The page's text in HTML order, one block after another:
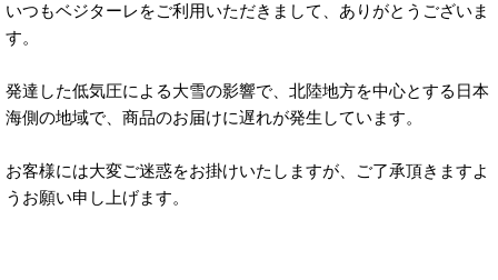
いつもベジターレをご利用いただきまして、ありがとうございま
す。
発達した低気圧による大雪の影響で、北陸地方を中心とする日本
海側の地域で、商品のお届けに遅れが発生しています。
お客様には大変ご迷惑をお掛けいたしますが、ご了承頂きますよ
うお願い申し上げます。